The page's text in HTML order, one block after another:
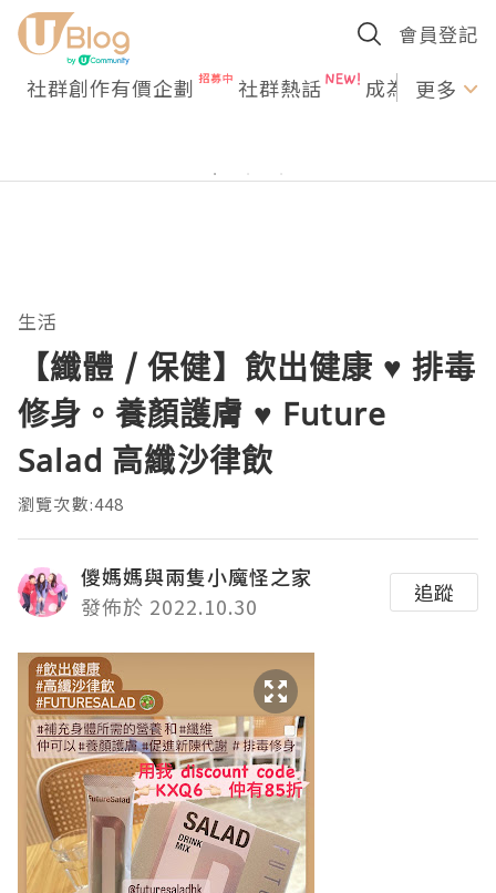
會員登記
社群創作有價企劃 社群熱話 成為U更多
生活
【纖體 / 保健】飲出健康 ♥ 排毒
修身。養顏護膚 ♥ Future
Salad 高纖沙律飲
瀏覽次數:448
儍媽媽與兩隻小魔怪之家
發佈於 2022.10.30
追蹤